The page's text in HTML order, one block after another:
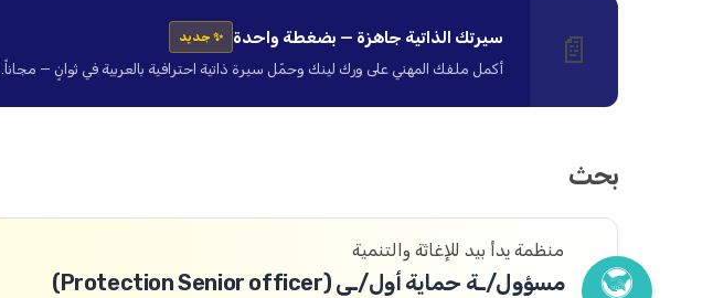
📄 سيرتك الذاتية جاهزة — بضغطة واحدة ✨ جديد
أكمل ملفك المهني على ورك لينك وحمّل سيرة ذاتية احترافية بالعربية في ثوانٍ — مجاناً.
بحث
منظمة يدأ بيد للإغاثة والتنمية
مسؤول/ـة حماية أول/ـى (Protection Senior officer)